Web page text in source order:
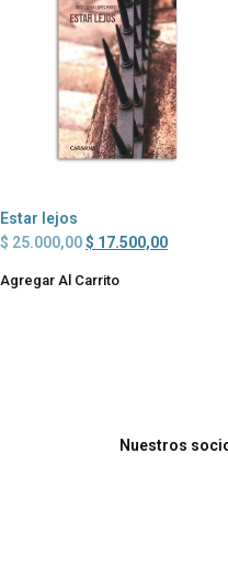
Estar lejos
$ 25.000,00$ 17.500,00
Agregar Al Carrito
Nuestros